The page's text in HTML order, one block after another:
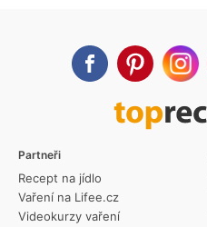
Partneři
Recept na jídlo
Vaření na Lifee.cz
Videokurzy vaření